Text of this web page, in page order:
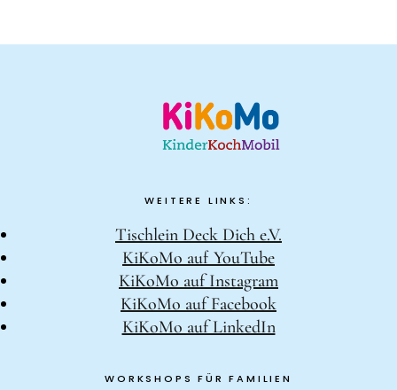
WEITERE LINKS:
Tischlein Deck Dich e.V.
KiKoMo auf YouTube
KiKoMo auf Instagram
KiKoMo auf Facebook
KiKoMo auf LinkedIn
WORKSHOPS FÜR FAMILIEN